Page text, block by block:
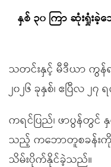
နှစ် ၃၀ ကြာ ဆုံးရှုံးခဲ့
သတင်းနှင့် မီဒီယာ ကွန်
၂၀၂၆ ခုနှစ်၊ ဧပြီလ ၂၇
ကရင်ပြည်၊ ဖာပွန်တွင်
သည့် ကဘောတူစခန်း
သိမ်းပိုက်နိုင်ခဲ့သည်။